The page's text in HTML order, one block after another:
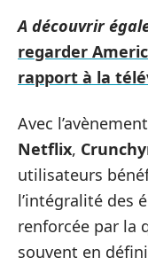
A découvrir
regarder
rapport à la
Avec
Netflix,
utilisateurs
l’intégralité des
renforcée par la
souvent en